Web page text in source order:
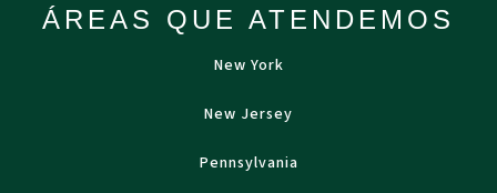
ÁREAS QUE ATENDEMOS
New York
New Jersey
Pennsylvania